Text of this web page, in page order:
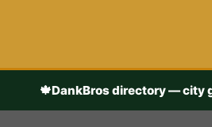
🍁DankBros directory — city